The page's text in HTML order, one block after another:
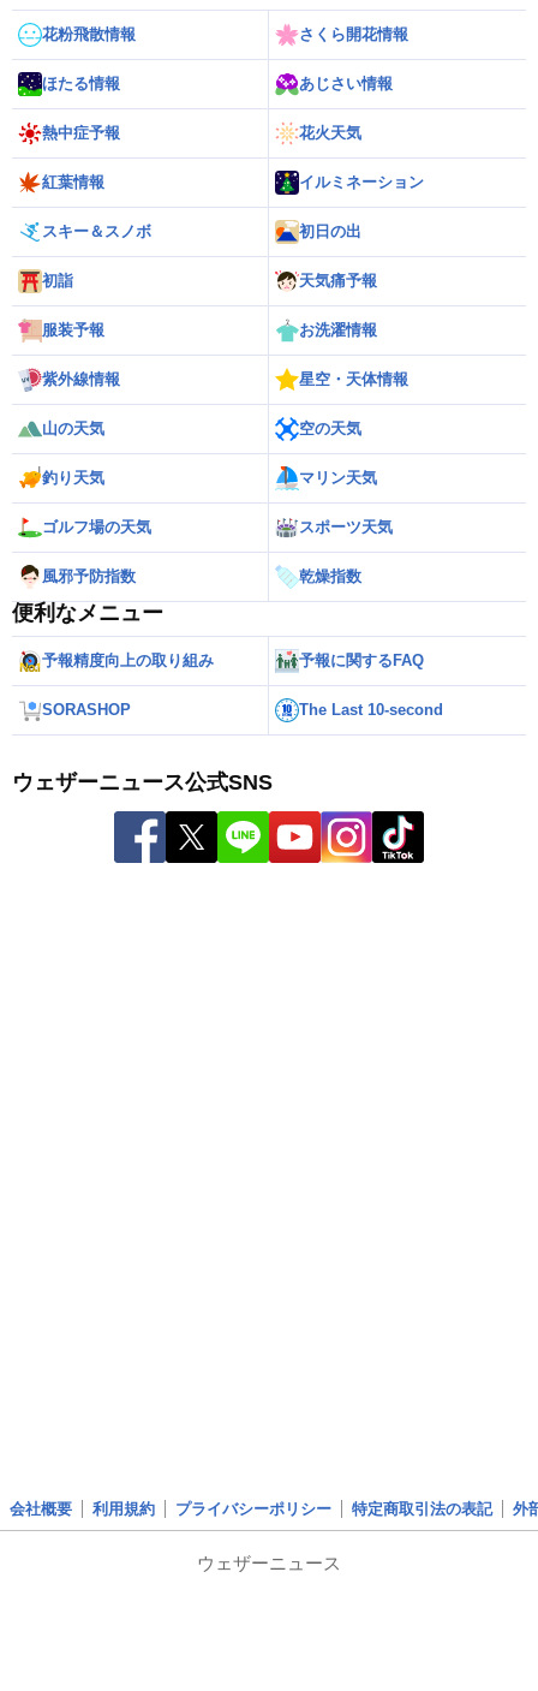
花粉飛散情報 さくら開花情報
ほたる情報 あじさい情報
熱中症予報 花火天気
紅葉情報 イルミネーション
スキー＆スノボ 初日の出
初詣 天気痛予報
服装予報 お洗濯情報
紫外線情報 星空・天体情報
山の天気 空の天気
釣り天気 マリン天気
ゴルフ場の天気 スポーツ天気
風邪予防指数 乾燥指数
便利なメニュー
予報精度向上の取り組み 予報に関するFAQ
SORASHOP The Last 10-second
ウェザーニュース公式SNS
会社概要 利用規約 プライバシーポリシー 特定商取引法の表記 外
ウェザーニュース